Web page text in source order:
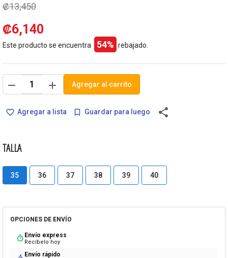
₡13,450
₡6,140
Este producto se encuentra 54% rebajado.
remove add Agregar al carrito
favorite_border Agregar a lista bookmark_border Guardar para luego share
TALLA
35 36 37 38 39 40
OPCIONES DE ENVÍO
timer Envío express
Recíbelo hoy
Envío rápido